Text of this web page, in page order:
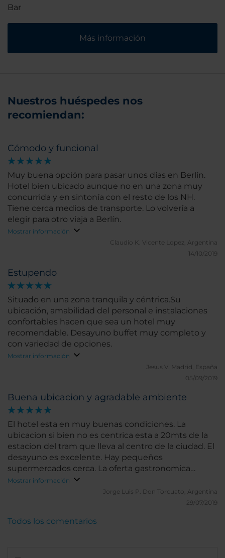
Bar
Más información
Nuestros huéspedes nos
recomiendan:
Cómodo y funcional
Muy buena opción para pasar unos días en Berlín.
Hotel bien ubicado aunque no en una zona muy
concurrida y en sintonía con el resto de los NH.
Tiene cerca medios de transporte. Lo volvería a
elegir para otro viaja a Berlín.
Mostrar información
Claudio K. Vicente Lopez, Argentina
14/10/2019
Estupendo
Situado en una zona tranquila y céntrica.Su
ubicación, amabilidad del personal e instalaciones
confortables hacen que sea un hotel muy
recomendable. Desayuno buffet muy completo y
con variedad de opciones.
Mostrar información
Jesus V. Madrid, España
05/09/2019
Buena ubicacion y agradable ambiente
El hotel esta en muy buenas condiciones. La
ubicacion si bien no es centrica esta a 20mts de la
estacion del tram que lleva al centro de la ciudad. El
desayuno es excelente. Hay pequeños
supermercados cerca. La oferta gastronomica
alrededor no es muy buena
Mostrar información
Jorge Luis P.
Don Torcuato, Argentina
29/07/2019
Todos los comentarios